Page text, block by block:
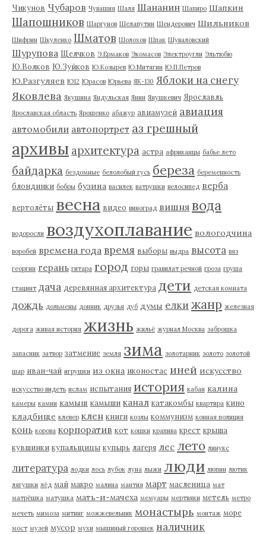
Чикунов Чубаров Чувашия Шаля Шананин Шапиро Шапкин
Шапошников Шаргунов Шелапутин Шендерович Шильников
Шифрин Шкуленко Шматов Шолохов Шпак Шуваловский
Шурупова Щелчков Э.Ермаков Экомасов Электроугли Эльтюбю
Ю.Волков Ю.Зуйков Ю.Козырев Ю.Митягин Ю.П.Петров
Ю.Разгуляев Ю12 Юрасов Юрьева ЯК-130 Яблоки на снегу
Яковлева Якушина Яндульская Янин Янушкевич Ярославль
Ярославская область Ярошенко абажур авиамузей авиация
автомобили автопортрет аз грешный
архивы архитектура астра африканцы бабье лето
байдарка бездомные белолобый гусь береза беременность
блондинки бобры бузина василек ватрушки велосипед верба
вертолёты весна видео виноград вишня вода
водоросли воздухоплавание вологодчина
воробей времена года время выборы выдра высота вяз
георгин герань гитара город горы гравилат речной гроза груша
гтацинт дача деревянная архитектура дети детская комната
дождь дольмены донник друзья дуб думы елки жанр железная
дорога живая история жизнь жильё журнал Москва заброшка
запасник затвор затмение земля зима золотарник золото золотой
шар иван-чай игрушки из окна иконостас иней искусство
искусство видеть ислам испытания история кабан калина
камеры камни камыш камыши канал катакомбы квартира кино
кладбище клевер клен книги козлы коммунизм конная полиция
конь корова корпоратив кот кошки крапива крест крыша
кувшинки купальщицы купырь лагеря лес лето линукс
литература лодки лось лубок луна лыжи люди люпин лютик
лягушки лёд май макро малина мантия март масленица мат
матрёшка матушка мать-и-мачеха мемуары мертвяки метель метро
мечеть мимоза митинг можжевельник монастырь монтаж море
мост музей мусор мухи мышиный горошек наличник